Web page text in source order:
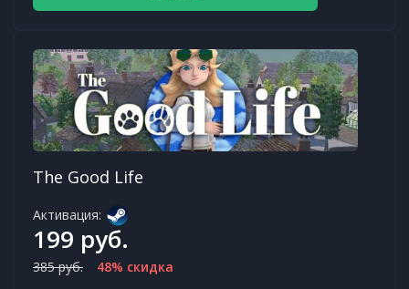
The Good Life
Активация:
199 руб.
385 руб. 48% скидка